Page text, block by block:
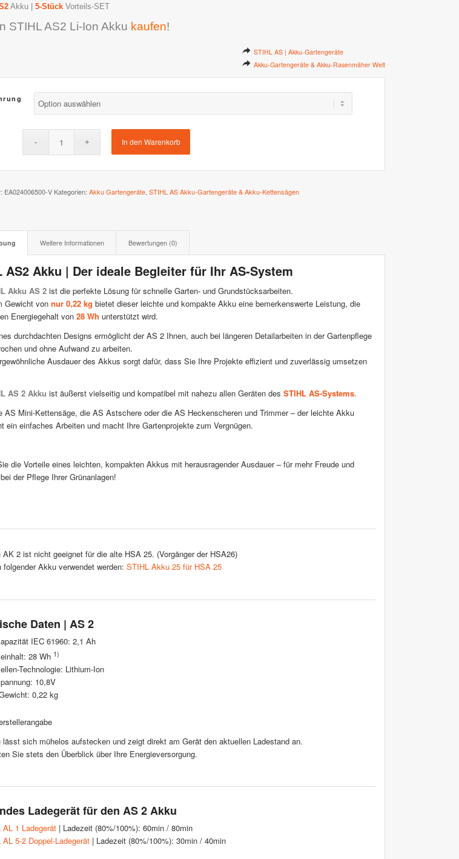
Stiga AutoClip Serie
Akku | 5-Stück Vorteils-SET
STIHL AS2 Li-Ion Akku kaufen!
STIHL AS | Akku-Gartengeräte
Akku-Gartengeräte & Akku-Rasenmäher Welt
In den Warenkorb
EA024006500-V Kategorien: Akku Gartengeräte STIHL AS Akku-Gartengeräte & Akku-Kettensägen
Weitere Informationen Bewertungen (0)
AS2 Akku | Der ideale Begleiter für Ihr AS-System
Akku AS 2 ist die perfekte Lösung für schnelle Garten- und Grundstücksarbeiten.
Gewicht von nur 0,22 kg bietet dieser leichte und kompakte Akku eine bemerkenswerte Leistung, die
Energiegehalt von 28 Wh unterstützt wird.
durchdachten Designs ermöglicht der AS 2 Ihnen, auch bei längeren Detailarbeiten in der Gartenpflege
und ohne Aufwand zu arbeiten.
Ausdauer des Akkus sorgt dafür, dass Sie Ihre Projekte effizient und zuverlässig umsetzen
AS 2 Akku ist äußerst vielseitig und kompatibel mit nahezu allen Geräten des STIHL AS-Systems.
AS Mini-Kettensäge, die AS Astschere oder die AS Heckenscheren und Trimmer – der leichte Akku
ein einfaches Arbeiten und macht Ihre Gartenprojekte zum Vergnügen.
die Vorteile eines leichten, kompakten Akkus mit herausragender Ausdauer – für mehr Freude und
der Pflege Ihrer Grünanlagen!
AK 2 ist nicht geeignet für die alte HSA 25. (Vorgänger der HSA26)
folgender Akku verwendet werden: STIHL Akku 25 für HSA 25
Daten | AS 2
IEC 61960: 2,1 Ah
28 Wh 1)
Technologie: Lithium-Ion
10,8V
0,22 kg
lässt sich mühelos aufstecken und zeigt direkt am Gerät den aktuellen Ladestand an.
Sie stets den Überblick über Ihre Energieversorgung.
Ladegerät für den AS 2 Akku
AL 1 Ladegerät| Ladezeit (80%/100%): 60min / 80min
AL 5-2 Doppel-Ladegerät| Ladezeit (80%/100%): 30min / 40min